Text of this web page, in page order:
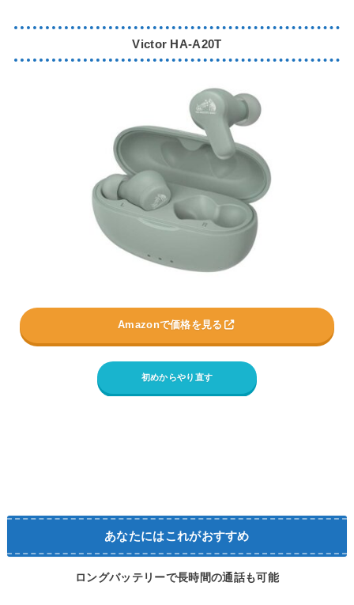
Victor HA-A20T
Amazonで価格を見る
初めからやり直す
あなたにはこれがおすすめ
ロングバッテリーで長時間の通話も可能